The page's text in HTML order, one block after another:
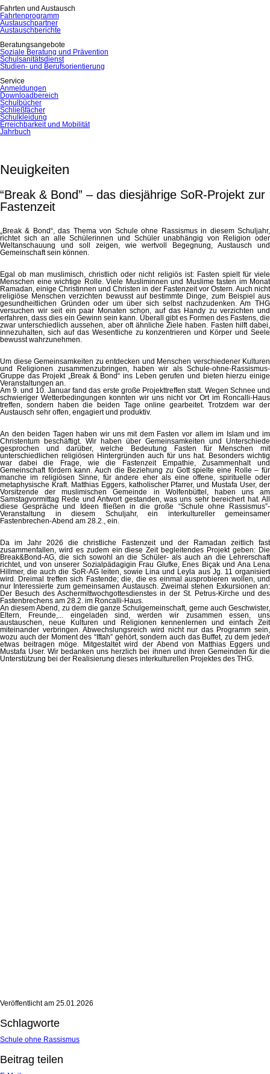
Fahrten und Austausch
Fahrtenprogramm
Austauschpartner
Austauschberichte
Beratungsangebote
Soziale Beratung und Prävention
Schulsanitätsdienst
Studien- und Berufsorientierung
Service
Anmeldungen
Downloadbereich
Schulbücher
Schließfächer
Schulkleidung
Erreichbarkeit und Mobilität
Jahrbuch
Neuigkeiten
“Break & Bond” – das diesjährige SoR-Projekt zur
Fastenzeit
„Break & Bond“, das Thema von Schule ohne Rassismus in diesem Schuljahr,
richtet sich an alle Schülerinnen und Schüler unabhängig von Religion oder
Weltanschauung und soll zeigen, wie wertvoll Begegnung, Austausch und
Gemeinschaft sein können.
Egal ob man muslimisch, christlich oder nicht religiös ist: Fasten spielt für viele
Menschen eine wichtige Rolle. Viele Musliminnen und Muslime fasten im Monat
Ramadan, einige Christinnen und Christen in der Fastenzeit vor Ostern. Auch nicht
religiöse Menschen verzichten bewusst auf bestimmte Dinge, zum Beispiel aus
gesundheitlichen Gründen oder um über sich selbst nachzudenken. Am THG
versuchen wir seit ein paar Monaten schon, auf das Handy zu verzichten und
erfahren, dass dies ein Gewinn sein kann. Überall gibt es Formen des Fastens, die
zwar unterschiedlich aussehen, aber oft ähnliche Ziele haben. Fasten hilft dabei,
innezuhalten, sich auf das Wesentliche zu konzentrieren und Körper und Seele
bewusst wahrzunehmen.
Um diese Gemeinsamkeiten zu entdecken und Menschen verschiedener Kulturen
und Religionen zusammenzubringen, haben wir als Schule-ohne-Rassismus-
Gruppe das Projekt „Break & Bond“ ins Leben gerufen und bieten hierzu einige
Veranstaltungen an.
Am 9. und 10. Januar fand das erste große Projekttreffen statt. Wegen Schnee und
schwieriger Wetterbedingungen konnten wir uns nicht vor Ort im Roncalli-Haus
treffen, sondern haben die beiden Tage online gearbeitet. Trotzdem war der
Austausch sehr offen, engagiert und produktiv.
An den beiden Tagen haben wir uns mit dem Fasten vor allem im Islam und im
Christentum beschäftigt. Wir haben über Gemeinsamkeiten und Unterschiede
gesprochen und darüber, welche Bedeutung Fasten für Menschen mit
unterschiedlichen religiösen Hintergründen auch für uns hat. Besonders wichtig
war dabei die Frage, wie die Fastenzeit Empathie, Zusammenhalt und
Gemeinschaft fördern kann. Auch die Beziehung zu Gott spielte eine Rolle – für
manche im religiösen Sinne, für andere eher als eine offene, spirituelle oder
metaphysische Kraft. Matthias Eggers, katholischer Pfarrer, und Mustafa User, der
Vorsitzende der muslimischen Gemeinde in Wolfenbüttel, haben uns am
Samstagvormittag Rede und Antwort gestanden, was uns sehr bereichert hat. All
diese Gespräche und Ideen fließen in die große “Schule ohne Rassismus”-
Veranstaltung in diesem Schuljahr, ein interkultureller gemeinsamer
Fastenbrechen-Abend am 28.2., ein.
Da im Jahr 2026 die christliche Fastenzeit und der Ramadan zeitlich fast
zusammenfallen, wird es zudem ein diese Zeit begleitendes Projekt geben: Die
Break&Bond-AG, die sich sowohl an die Schüler- als auch an die Lehrerschaft
richtet, und von unserer Sozialpädagigin Frau Glufke, Enes Biçak und Ana Lena
Hillmer, die auch die SoR-AG leiten, sowie Lina und Leyla aus Jg. 11 organisiert
wird. Dreimal treffen sich Fastende; die, die es einmal ausprobieren wollen, und
nur Interessierte zum gemeinsamen Austausch. Zweimal stehen Exkursionen an:
Der Besuch des Aschermittwochgottesdienstes in der St. Petrus-Kirche und des
Fastenbrechens am 28.2. im Roncalli-Haus.
An diesem Abend, zu dem die ganze Schulgemeinschaft, gerne auch Geschwister,
Eltern, Freunde,... eingeladen sind, werden wir zusammen essen, uns
austauschen, neue Kulturen und Religionen kennenlernen und einfach Zeit
miteinander verbringen. Abwechslungsreich wird nicht nur das Programm sein,
wozu auch der Moment des “Iftah” gehört, sondern auch das Buffet, zu dem jede/r
etwas beitragen möge. Mitgestaltet wird der Abend von Matthias Eggers und
Mustafa User. Wir bedanken uns herzlich bei ihnen und ihren Gemeinden für die
Unterstützung bei der Realisierung dieses interkulturellen Projektes des THG.
Veröffentlicht am 25.01.2026
Schlagworte
Schule ohne Rassismus
Beitrag teilen